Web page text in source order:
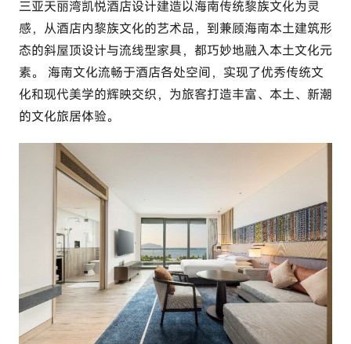
三亚天丽湾凯悦酒店设计建造以海南传统黎族文化为灵
感，从酒店内黎族文化的艺术品，到兼顾海南本土建筑形
态的斜屋顶设计与流线型家具，都巧妙地融入本土文化元
素。 海南文化流畅于酒店各处空间，实现了优秀传统文
化和现代美学的辉映交织，为旅客打造丰富、本土、新潮
的文化旅居体验。